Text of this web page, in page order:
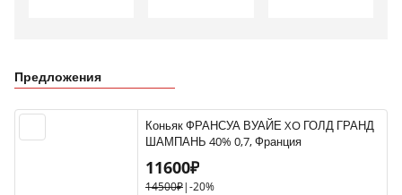
Предложения
Коньяк ФРАНСУА ВУАЙЕ XO ГОЛД ГРАНД
ШАМПАНЬ 40% 0,7, Франция
11600₽
14500₽|-20%